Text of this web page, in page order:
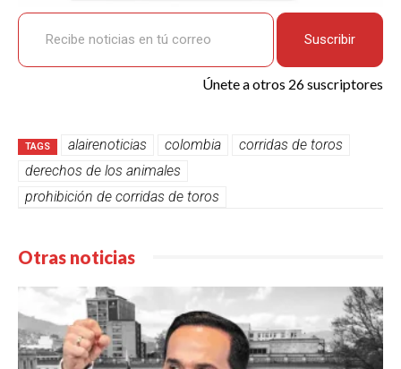
Recibe noticias en tú correo
Suscribir
Únete a otros 26 suscriptores
TAGS alairenoticias colombia
corridas de toros
derechos de los animales
prohibición de corridas de toros
Otras noticias